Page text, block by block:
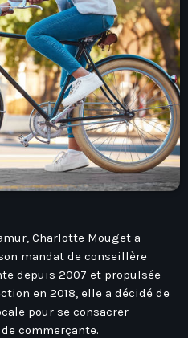
keyboard_arrow_down
Charlotte Mouget a
mandat de conseillère
depuis 2007 et propulsée
en 2018, elle a décidé de
pour se consacrer
commerçante.